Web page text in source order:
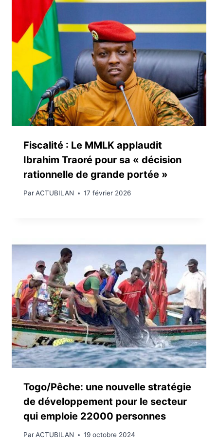
Fiscalité : Le MMLK applaudit
Ibrahim Traoré pour sa « décision
rationnelle de grande portée »
ParACTUBILAN 17 février 2026
Togo/Pêche: une nouvelle stratégie
de développement pour le secteur
qui emploie 22000 personnes
ParACTUBILAN 19 octobre 2024